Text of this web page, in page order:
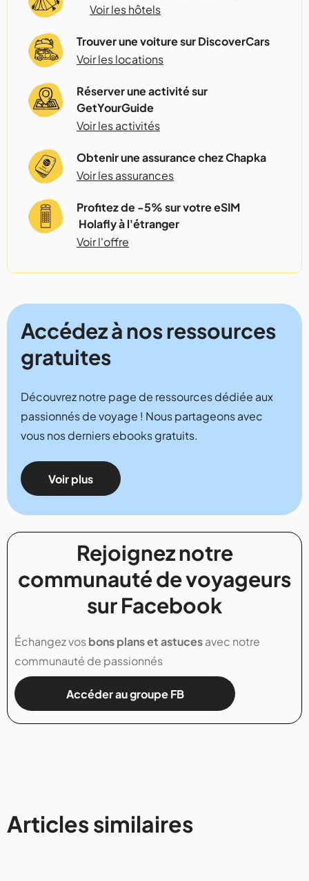
Voir les hôtels
Trouver une voiture sur DiscoverCars
Voir les locations
Réserver une activité sur
GetYourGuide
Voir les activités
Obtenir une assurance chez Chapka
Voir les assurances
Profitez de -5% sur votre eSIM
Holafly à l'étranger
Voir l'offre
Accédez à nos ressources
gratuites
Découvrez notre page de ressources dédiée aux
passionnés de voyage ! Nous partageons avec
vous nos derniers ebooks gratuits.
Voir plus
Rejoignez notre
communauté de voyageurs
sur Facebook
Échangez vosbons plans et astucesavec notre
communauté de passionnés
Accéder au groupe FB
Articles similaires